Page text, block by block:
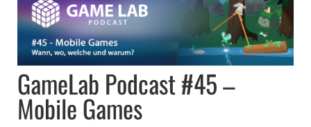
GameLab Podcast #45 –
Mobile Games